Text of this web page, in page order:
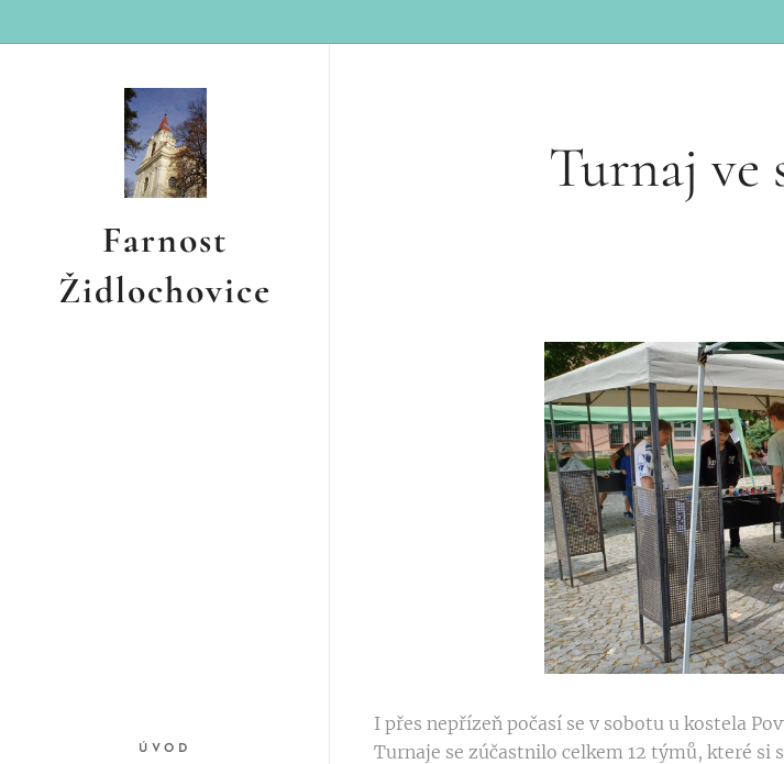
Farnost
Židlochovice
ÚVOD
Turnaj ve
I přes nepřízeň počasí se v sobotu u kostela
Turnaje se zúčastnilo celkem 12 týmů, které si